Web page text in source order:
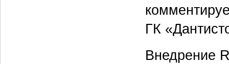
ГК
Внедрение